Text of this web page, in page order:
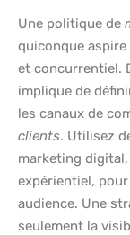
Une politique de
quiconque aspire
et concurrentiel.
implique de
les canaux de
clients. Utilisez
marketing
expérientiel,
audience. Une
seulement la